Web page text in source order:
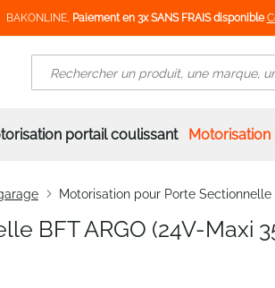
BAKONLINE, Paiement en 3x SANS FRAIS disponible
portail coulissant
Motorisation pour Porte Sectionnelle
BFT ARGO (24V-Maxi